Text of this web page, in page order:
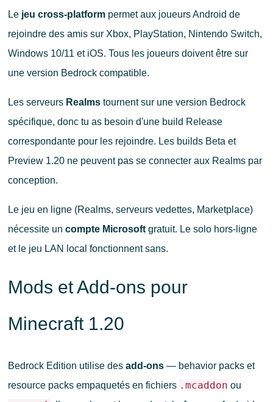
Le jeu cross-platformpermet aux joueurs Android de
rejoindre des amis sur Xbox, PlayStation, Nintendo Switch,
Windows 10/11 et iOS. Tous les joueurs doivent être sur
une version Bedrock compatible.
Les serveurs Realmstournent sur une version Bedrock
spécifique, donc tu as besoin d'une build Release
correspondante pour les rejoindre. Les builds Beta et
Preview 1.20 ne peuvent pas se connecter aux Realms par
conception.
Le jeu en ligne (Realms, serveurs vedettes, Marketplace)
nécessite un compte Microsoftgratuit. Le solo hors-ligne
et le jeu LAN local fonctionnent sans.
Mods et Add-ons pour
Minecraft 1.20
Bedrock Edition utilise des add-ons— behavior packs et
resource packs empaquetés en fichiers .mcaddon ou